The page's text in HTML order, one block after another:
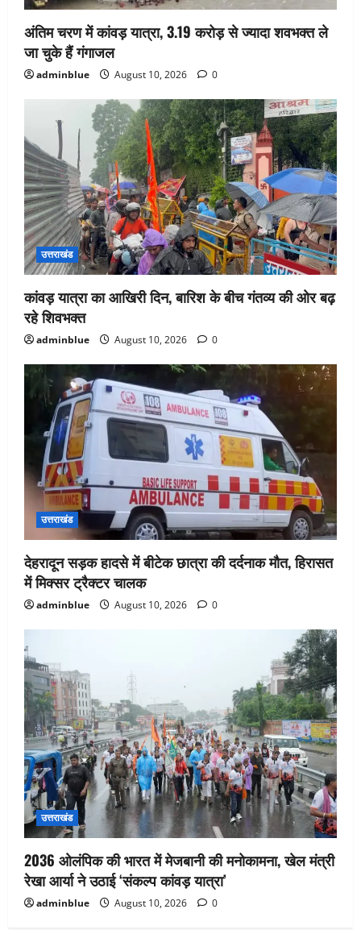
अंतिम चरण में कांवड़ यात्रा, 3.19 करोड़ से ज्यादा शवभक्त ले
जा चुके हैं गंगाजल
adminblue August 10, 2026 0
उत्तराखंड
कांवड़ यात्रा का आखिरी दिन, बारिश के बीच गंतव्य की ओर बढ़
रहे शिवभक्त
adminblue August 10, 2026 0
उत्तराखंड
देहरादून सड़क हादसे में बीटेक छात्रा की दर्दनाक मौत, हिरासत
में मिक्सर ट्रैक्टर चालक
adminblue August 10, 2026 0
उत्तराखंड
2036 ओलंपिक की भारत में मेजबानी की मनोकामना, खेल मंत्री
रेखा आर्या ने उठाई ‘संकल्प कांवड़ यात्रा’
adminblue August 10, 2026 0